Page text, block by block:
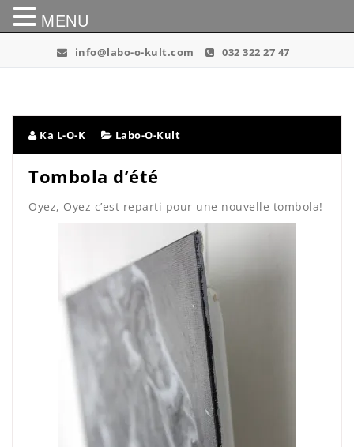
content
info@labo-o-kult.com 032 322 27 47
Ka L-O-K Labo-O-Kult
Tombola d’été
Oyez, Oyez c’est reparti pour une nouvelle tombola!
MENU